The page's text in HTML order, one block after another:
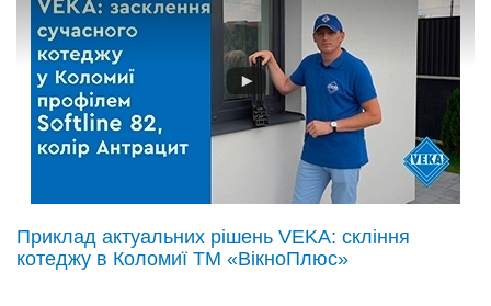
Приклад актуальних рішень VEKA: скління
котеджу в Коломиї ТМ «ВікноПлюс»